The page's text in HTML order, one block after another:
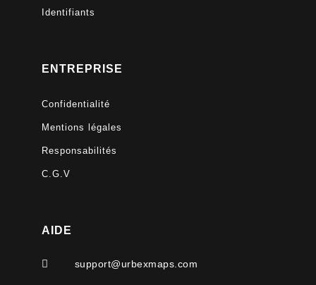
Identifiants
ENTREPRISE
Confidentialité
Mentions légales
Responsabilités
C.G.V
AIDE
 support@urbexmaps.com